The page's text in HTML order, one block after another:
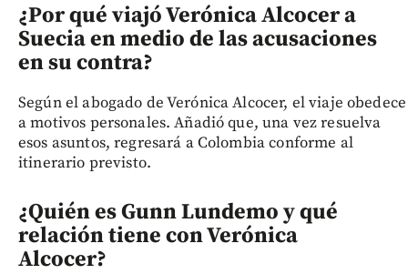
¿Por qué viajó Verónica Alcocer a
Suecia en medio de las acusaciones
en su contra?
Según el abogado de Verónica Alcocer, el viaje obedece
a motivos personales. Añadió que, una vez resuelva
esos asuntos, regresará a Colombia conforme al
itinerario previsto.
¿Quién es Gunn Lundemo y qué
relación tiene con Verónica
Alcocer?